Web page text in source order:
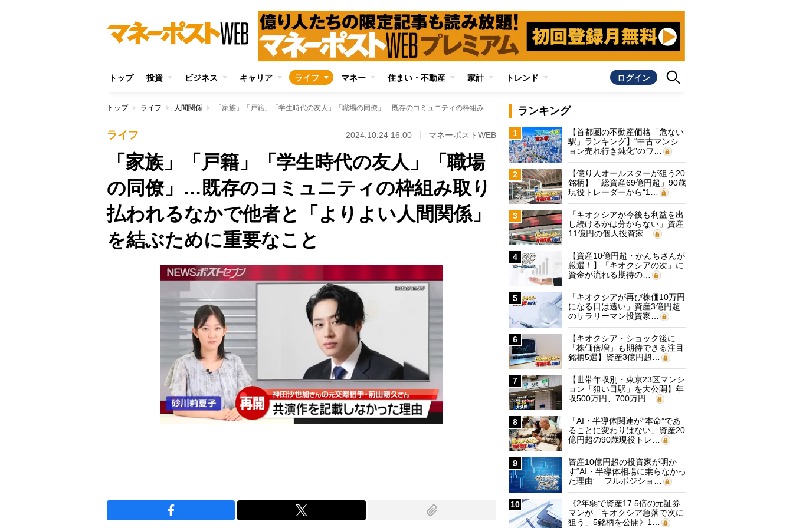
トップ 投資 ビジネス キャリア ライフ マネー 住まい・不動産 家計 トレンド ログイン
トップ ライフ 人間関係 「家族」「戸籍」「学生時代の友人」「職場の同僚」…既存のコミュニティの枠組み取り払われるなかで他者と「よりよい人間関係」を結ぶために重要なこと
ライフ 2024.10.24 16:00 マネーポストWEB
「家族」「戸籍」「学生時代の友人」「職場
の同僚」…既存のコミュニティの枠組み取り
払われるなかで他者と「よりよい人間関係」
を結ぶために重要なこと
ランキング
1
【首都圏の不動産価格「危ない
駅」ランキング】“中古マンシ
ョン売れ行き鈍化”のワ…
2
【億り人オールスターが狙う20
銘柄】「総資産69億円超」90歳
現役トレーダーから“1…
3
「キオクシアが今後も利益を出
し続けるかは分からない」資産
11億円の個人投資家…
4
【資産10億円超・かんちさんが
厳選！】「キオクシアの次」に
資金が流れる期待の…
5
「キオクシアが再び株価10万円
になる日は遠い」資産3億円超
のサラリーマン投資家…
6
【キオクシア・ショック後に
「株価倍増」も期待できる注目
銘柄5選】資産3億円超…
7
【世帯年収別・東京23区マンシ
ョン「狙い目駅」を大公開】年
収500万円、700万円…
8
「AI・半導体関連が“本命”であ
ることに変わりはない」資産20
億円超の90歳現役トレ…
9
資産10億円超の投資家が明か
す“AI・半導体相場に乗らなかっ
た理由” フルポジショ…
10
《2年弱で資産17.5倍の元証券
マンが「キオクシア急落で次に
狙う」5銘柄を公開》1…